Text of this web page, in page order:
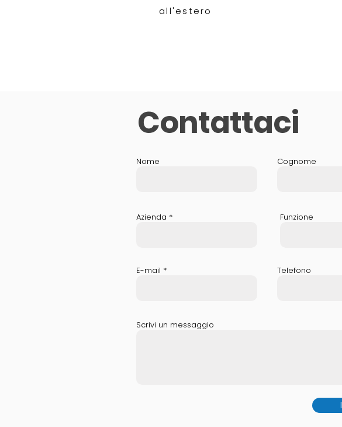
all'estero
Contattaci
Nome Cognome
Azienda Funzione
E-mail Telefono
Scrivi un messaggio